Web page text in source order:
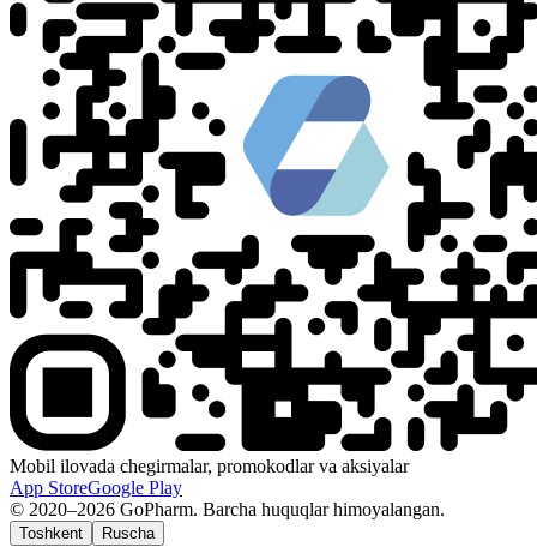
Mobil ilovada chegirmalar, promokodlar va aksiyalar
App StoreGoogle Play
© 2020–2026 GoPharm. Barcha huquqlar himoyalangan.
Toshkent Ruscha